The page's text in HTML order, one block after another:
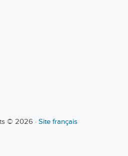
© 2026 · Site français